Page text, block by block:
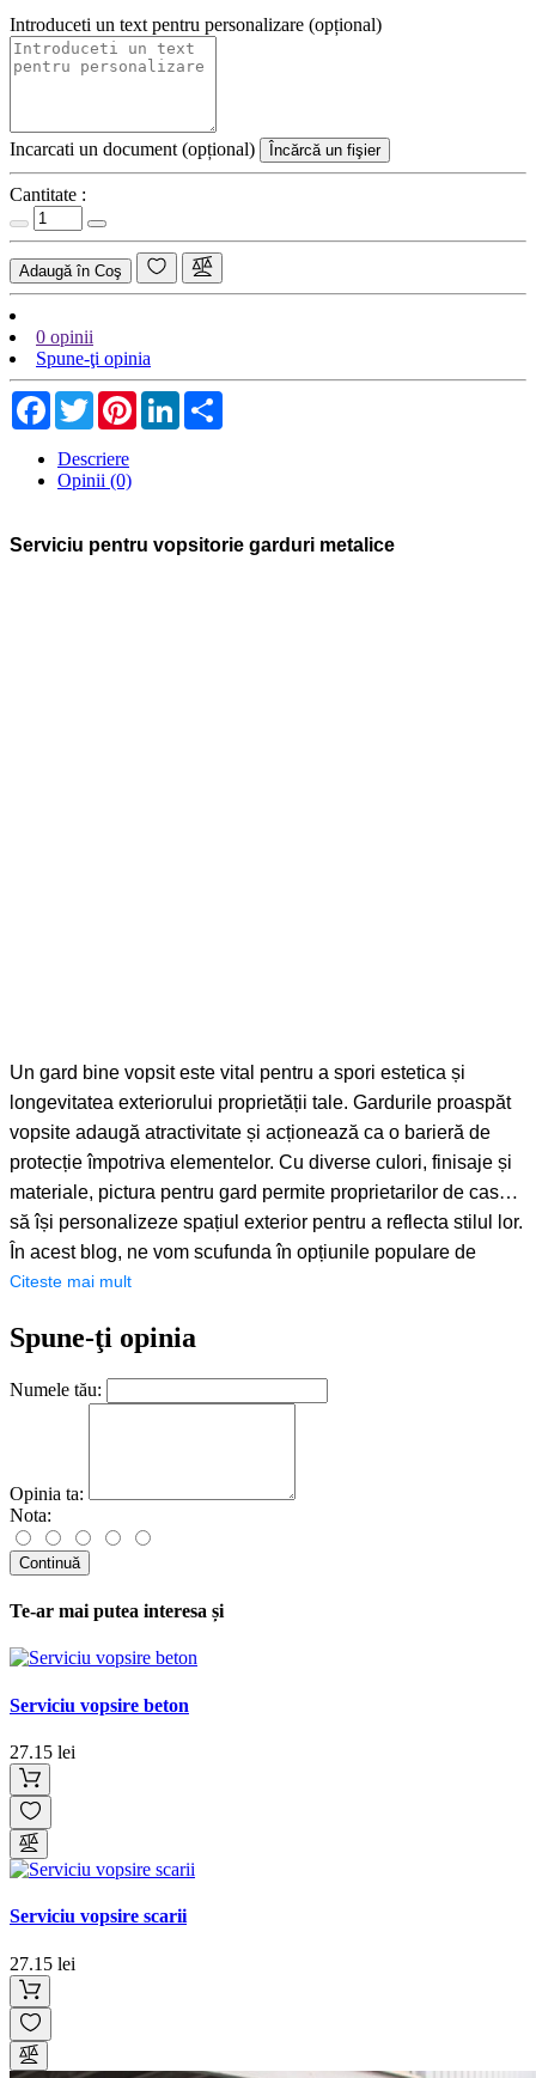
Introduceti un text pentru personalizare (opțional)
Incarcati un document (opțional) Încărcă un fişier
Cantitate :
Adaugă în Coş
0 opinii
Spune-ţi opinia
Facebook
TwitterPinterestLinkedIn
Descriere
Opinii (0)
Serviciu pentru vopsitorie garduri metalice
Un gard bine vopsit este vital pentru a spori estetica și
longevitatea exteriorului proprietății tale. Gardurile proaspăt
vopsite adaugă atractivitate și acționează ca o barieră de
protecție împotriva elementelor. Cu diverse culori, finisaje și
materiale, pictura pentru gard permite proprietarilor de case
să își personalizeze spațiul exterior pentru a reflecta stilul lor.
În acest blog, ne vom scufunda în opțiunile populare de
pictură pentru gard, ajutându-vă să găsiți cea mai bună
Citeste mai mult
Spune-ţi opinia
Numele tău:
Opinia ta:
Nota:
Continuă
Te-ar mai putea interesa și
Serviciu vopsire beton
27.15 lei
Serviciu vopsire scarii
27.15 lei